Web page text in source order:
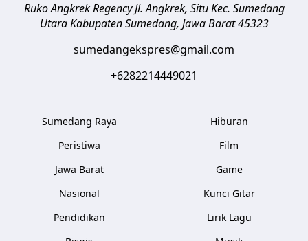
Ruko Angkrek Regency Jl. Angkrek, Situ Kec. Sumedang
Utara Kabupaten Sumedang, Jawa Barat 45323
sumedangekspres@gmail.com
+6282214449021
Sumedang Raya
Peristiwa
Jawa Barat
Nasional
Pendidikan
Hiburan
Film
Game
Kunci Gitar
Lirik Lagu